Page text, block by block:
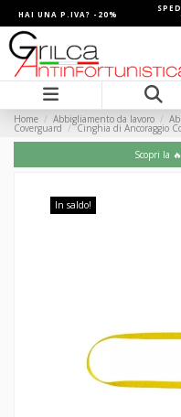
HAI UNA P.IVA? -20%
Home Abbigliamento da lavoro
Coverguard Cinghia di Ancoraggio
Scopri la 🔥
In saldo!